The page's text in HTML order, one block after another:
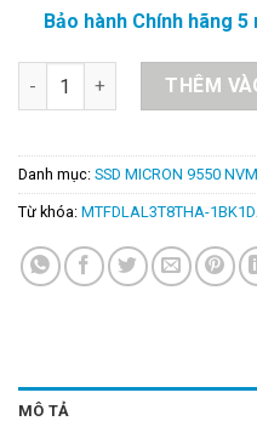
Bảo hành Chính hãng 5
SSD MICRON 9550 PRO
THÊM
Danh mục: SSD MICRON 9550
Từ khóa: MTFDLAL3T8THA-
MÔ TẢ